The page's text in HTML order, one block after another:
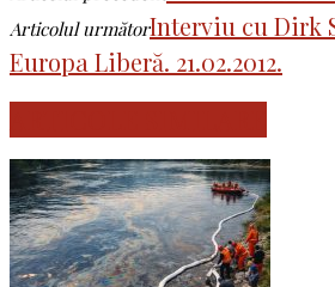
Articolul următorInterviu cu Dirk
Europa Liberă. 21.02.2012.